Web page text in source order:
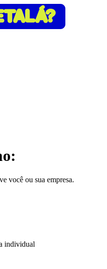
você ou sua empresa.
individual